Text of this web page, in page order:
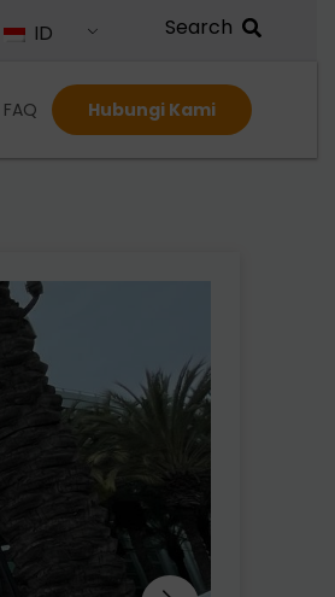
ID
FAQ Hubungi Kami